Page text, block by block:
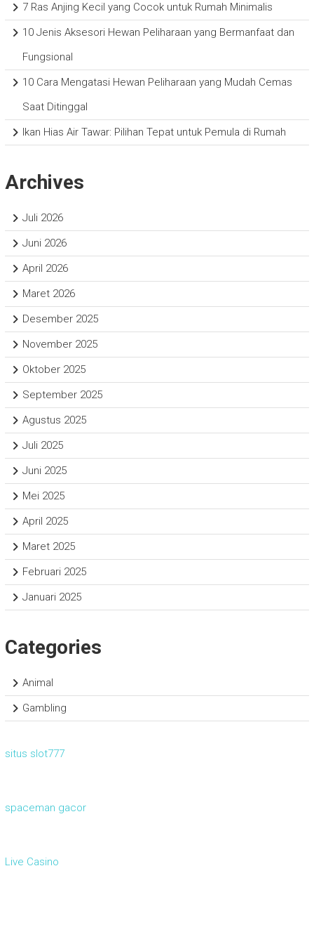
7 Ras Anjing Kecil yang Cocok untuk Rumah Minimalis
10 Jenis Aksesori Hewan Peliharaan yang Bermanfaat dan
Fungsional
10 Cara Mengatasi Hewan Peliharaan yang Mudah Cemas
Saat Ditinggal
Ikan Hias Air Tawar: Pilihan Tepat untuk Pemula di Rumah
Archives
Juli 2026
Juni 2026
April 2026
Maret 2026
Desember 2025
November 2025
Oktober 2025
September 2025
Agustus 2025
Juli 2025
Juni 2025
Mei 2025
April 2025
Maret 2025
Februari 2025
Januari 2025
Categories
Animal
Gambling
situs slot777
spaceman gacor
Live Casino